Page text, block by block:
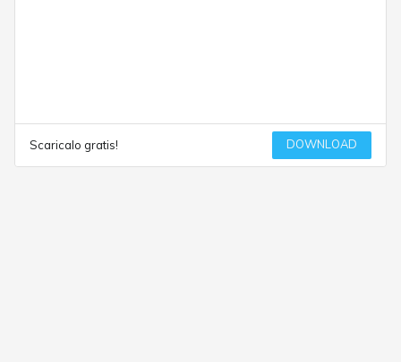
Scaricalo gratis! DOWNLOAD